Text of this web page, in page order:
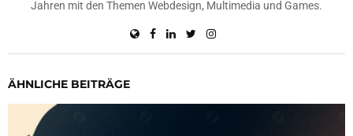
Jahren mit den Themen Webdesign, Multimedia und Games.
ÄHNLICHE BEITRÄGE